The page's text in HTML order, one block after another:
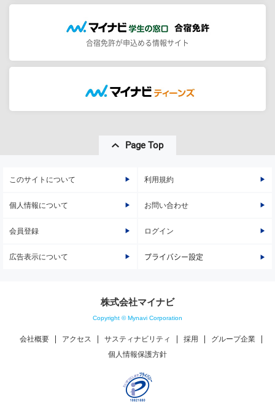
合宿免許が申込める情報サイト
Page Top
このサイトについて 利用規約
個人情報について お問い合わせ
会員登録 ログイン
広告表示について プライバシー設定
株式会社マイナビ
Copyright © Mynavi Corporation
会社概要 アクセス サスティナビリティ 採用
グループ企業
個人情報保護方針